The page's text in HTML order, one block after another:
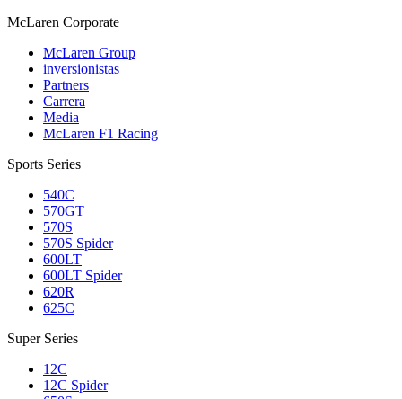
McLaren Corporate
McLaren Group
inversionistas
Partners
Carrera
Media
McLaren F1 Racing
Sports Series
540C
570GT
570S
570S Spider
600LT
600LT Spider
620R
625C
Super Series
12C
12C Spider